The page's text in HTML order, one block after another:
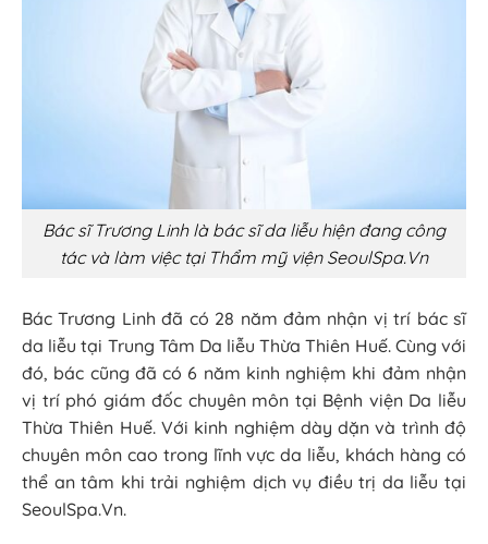
Bác sĩ Trương Linh là bác sĩ da liễu hiện đang công
tác và làm việc tại Thẩm mỹ viện SeoulSpa.Vn
Bác Trương Linh đã có 28 năm đảm nhận vị trí bác sĩ
da liễu tại Trung Tâm Da liễu Thừa Thiên Huế. Cùng với
đó, bác cũng đã có 6 năm kinh nghiệm khi đảm nhận
vị trí phó giám đốc chuyên môn tại Bệnh viện Da liễu
Thừa Thiên Huế. Với kinh nghiệm dày dặn và trình độ
chuyên môn cao trong lĩnh vực da liễu, khách hàng có
thể an tâm khi trải nghiệm dịch vụ điều trị da liễu tại
SeoulSpa.Vn.